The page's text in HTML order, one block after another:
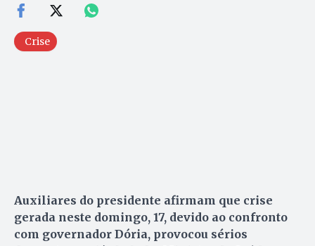
Crise
Auxiliares do presidente afirmam que crise
gerada neste domingo, 17, devido ao confronto
com governador Dória, provocou sérios